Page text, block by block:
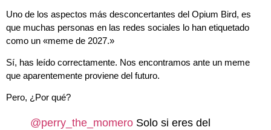
Uno de los aspectos más desconcertantes del Opium Bird, es
que muchas personas en las redes sociales lo han etiquetado
como un «meme de 2027.»
Sí, has leído correctamente. Nos encontramos ante un meme
que aparentemente proviene del futuro.
Pero, ¿Por qué?
@perry_the_momero Solo si eres del